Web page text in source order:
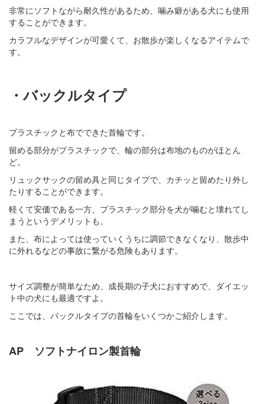
非常にソフトながら耐久性があるため、噛み癖がある犬にも使用
することができます。
カラフルなデザインが可愛くて、お散歩が楽しくなるアイテムで
す。
・バックルタイプ
プラスチックと布でできた首輪です。
留める部分がプラスチックで、輪の部分は布地のものがほとん
ど。
リュックサックの留め具と同じタイプで、カチッと留めたり外し
たりすることができます。
軽くて安価である一方、プラスチック部分を犬が噛むと壊れてし
まうというデメリットも。
また、布によっては使っていくうちに調節できなくなり、散歩中
に外れるなどの事故に繋がる危険もあります。
サイズ調整が簡単なため、成長期の子犬におすすめで、ダイエッ
ト中の犬にも最適ですよ。
ここでは、バックルタイプの首輪をいくつかご紹介します。
AP ソフトナイロン製首輪